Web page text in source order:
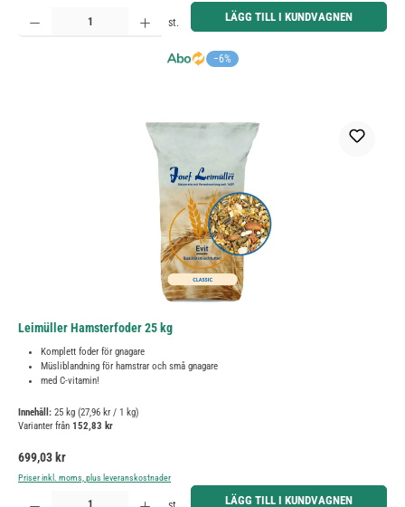
−6%
Produktkvantitet: Ange önskat belopp eller använd knapparna för att öka eller minska kvantiteten.
st. LÄGG TILL I KUNDVAGNEN
Leimüller Hamsterfoder 25 kg
Komplett foder för gnagare
Müsliblandning för hamstrar och små gnagare
med C-vitamin!
Innehåll: 25 kg (27,96 kr / 1 kg)
Varianter från 152,83 kr
Ordinarie pris:
699,03 kr
Priser inkl. moms, plus leveranskostnader
Produktkvantitet: Ange önskat belopp eller använd knapparna för att öka eller minska kvantiteten.
LÄGG TILL I KUNDVAGNEN